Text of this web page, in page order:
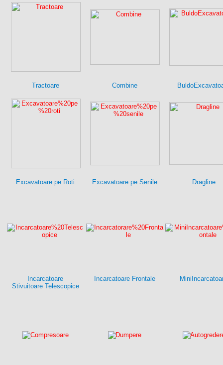
Tractoare Combine
Excavatoare pe Roti Excavatoare pe Senile Dragline
Incarcatoare
Stivuitoare Telescopice
Incarcatoare Frontale